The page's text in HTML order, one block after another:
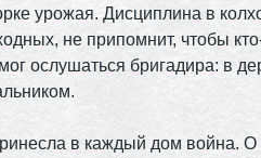
урожая. Дисциплина в
не припомнит, чтобы
ослушаться бригадира: в
в каждый дом война.